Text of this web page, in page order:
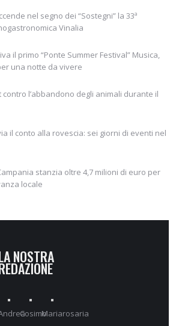
nel segno dei “Sostegni” la 33ª
Vinalia
il primo “Ponte Summer Festival” Musica,
una notte da vivere
l’abbandono degli animali durante il
il conto alla rovescia: sei giorni di eventi nel
stanzia oltre 4,7 milioni di euro per
locale
NOSTRA
CosimoMariarosaria